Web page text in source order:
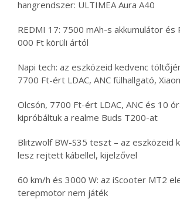
hangrendszer: ULTIMEA Aura A40
REDMI 17: 7500 mAh-s akkumulátor és
000 Ft körüli ártól
Napi tech: az eszközeid kedvenc
7700 Ft-ért LDAC, ANC fülhallgató,
Olcsón, 7700 Ft-ért LDAC, ANC és 10
kipróbáltuk a realme Buds T200-at
Blitzwolf BW-S35 teszt – az eszközeid
lesz rejtett kábellel, kijelzővel
60 km/h és 3000 W: az iScooter MT2
terepmotor nem játék